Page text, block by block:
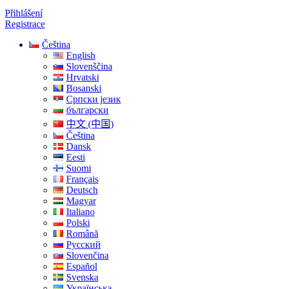
Přihlášení
Registrace
Čeština
English
Slovenščina
Hrvatski
Bosanski
Српски језик
български
中文 (中国)
Čeština
Dansk
Eesti
Suomi
Français
Deutsch
Magyar
Italiano
Polski
Română
Русский
Slovenčina
Español
Svenska